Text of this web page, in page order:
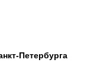
Петербурга